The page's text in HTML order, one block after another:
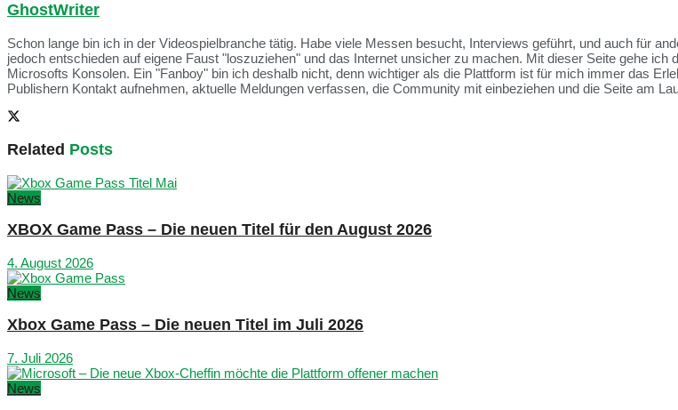
GhostWriter
Schon lange bin ich in der Videospielbranche tätig. Habe viele Messen besucht, Interviews geführt, und auch für
jedoch entschieden auf eigene Faust "loszuziehen" und das Internet unsicher zu machen. Mit dieser Seite gehe
Microsofts Konsolen. Ein "Fanboy" bin ich deshalb nicht, denn wichtiger als die Plattform ist für mich immer das
Publishern Kontakt aufnehmen, aktuelle Meldungen verfassen, die Community mit einbeziehen und die Seite am
Related Posts
News
XBOX Game Pass – Die neuen Titel für den August 2026
4. August 2026
News
Xbox Game Pass – Die neuen Titel im Juli 2026
7. Juli 2026
News